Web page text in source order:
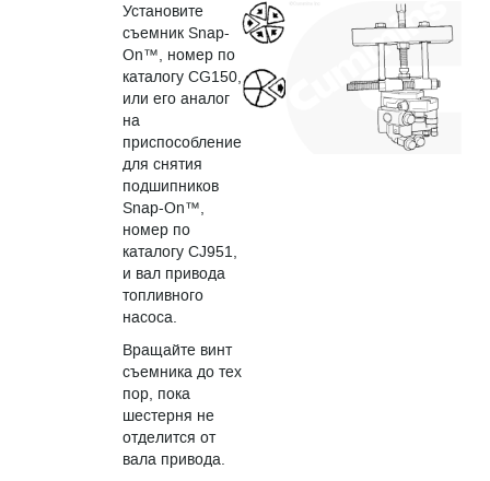
Установите
съемник Snap-
On™, номер по
каталогу CG150,
или его аналог
на
приспособление
для снятия
подшипников
Snap-On™,
номер по
каталогу CJ951,
и вал привода
топливного
насоса.
Вращайте винт
съемника до тех
пор, пока
шестерня не
отделится от
вала привода.